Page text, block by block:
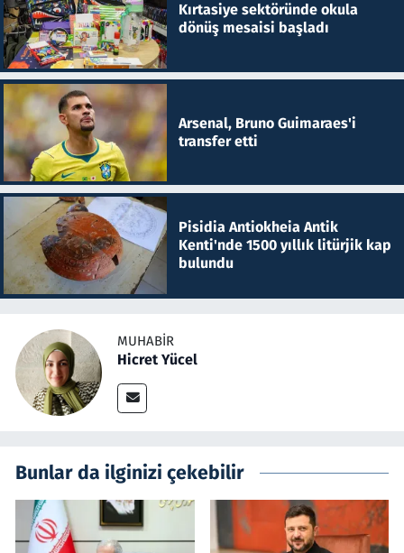
Kırtasiye sektöründe okula
dönüş mesaisi başladı
Arsenal, Bruno Guimaraes'i
transfer etti
Pisidia Antiokheia Antik
Kenti'nde 1500 yıllık litürjik kap
bulundu
MUHABIR
Hicret Yücel
Bunlar da ilginizi çekebilir